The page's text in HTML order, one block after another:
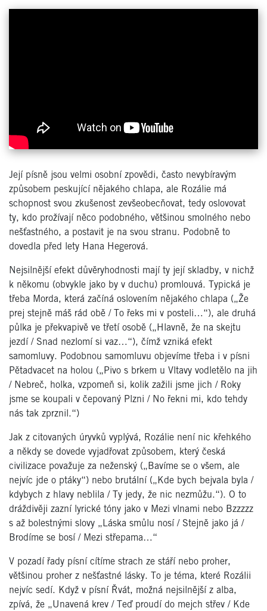
Její písně jsou velmi osobní zpovědi, často nevybíravým
způsobem peskující nějakého chlapa, ale Rozálie má
schopnost svou zkušenost zevšeobecňovat, tedy oslovovat
ty, kdo prožívají něco podobného, většinou smolného nebo
nešťastného, a postavit je na svou stranu. Podobně to
dovedla před lety Hana Hegerová.
Nejsilnější efekt důvěryhodnosti mají ty její skladby, v nichž
k někomu (obvykle jako by v duchu) promlouvá. Typická je
třeba Morda, která začíná oslovením nějakého chlapa („Že
prej stejně máš rád obě / To řeks mi v posteli…“), ale druhá
půlka je překvapivě ve třetí osobě („Hlavně, že na skejtu
jezdí / Snad nezlomí si vaz…“), čímž vzniká efekt
samomluvy. Podobnou samomluvu objevíme třeba i v písni
Pětadvacet na holou („Pivo s brkem u Vltavy vodletělo na jih
/ Nebreč, holka, vzpomeň si, kolik zažili jsme jich / Roky
jsme se koupali v čepovaný Plzni / No řekni mi, kdo tehdy
nás tak zprznil.“)
Jak z citovaných úryvků vyplývá, Rozálie není nic křehkého
a někdy se dovede vyjadřovat způsobem, který česká
civilizace považuje za neženský („Bavíme se o všem, ale
nejvíc jde o ptáky“) nebo brutální („Kde bych bejvala byla /
kdybych z hlavy neblila / Ty jedy, že nic nezmůžu.“). O to
dráždivěji zazní lyrické tóny jako v Mezi vlnami nebo Bzzzzz
s až bolestnými slovy „Láska smůlu nosí / Stejně jako já /
Brodíme se bosí / Mezi střepama…“
V pozadí řady písní cítíme strach ze stáří nebo proher,
většinou proher z nešťastné lásky. To je téma, které Rozálii
nejvíc sedí. Když v písní Řvát, možná nejsilnější z alba,
zpívá, že „Unavená krev / Teď proudí do mejch střev / Kde